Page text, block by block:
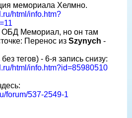
мемориала Хелмно.
html/info.htm?
ОБД Мемориал, но он там
Перенос из Szynych -
тегов) - 6-я запись снизу:
html/info.htm?id=85980510
forum/537-2549-1